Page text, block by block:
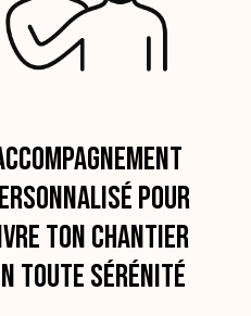
pour
ton chantier
toute sérénité